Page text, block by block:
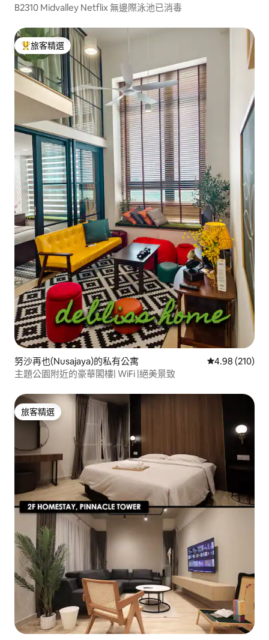
B2310 Midvalley Netflix 無邊際泳池已消毒
旅客精選榜首
旅客精選
努沙再也(Nusajaya)的私有公寓 從 210 則評價
4.98 (210)
主題公園附近的豪華閣樓| WiFi |絕美景致
旅客精選
旅客精選